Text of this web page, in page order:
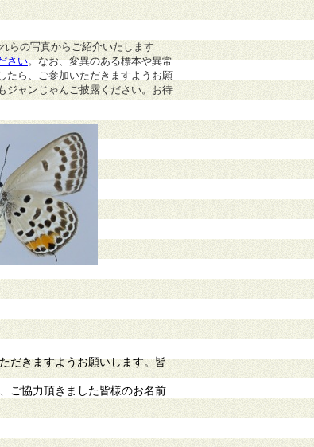
らの写真からご紹介いたします
さい。なお、変異のある標本や異常
たら、ご参加いただきますようお願
ジャンじゃんご披露ください。お待
だきますようお願いします。皆
ご協力頂きました皆様のお名前